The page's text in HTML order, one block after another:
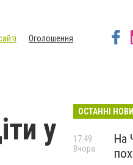
Оголошення
у
ОСТАННІ
На
17:49
Вчора